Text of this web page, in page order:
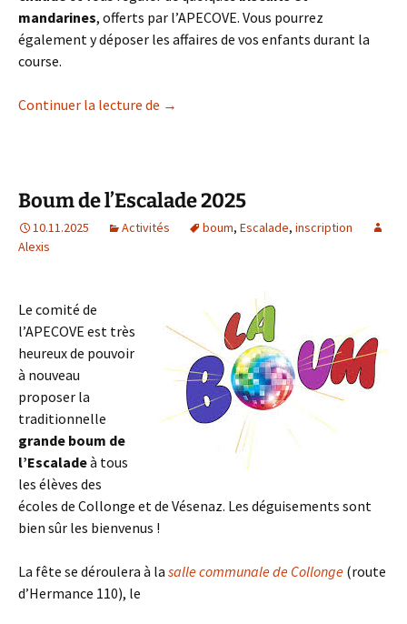
mandarines, offerts par l’APECOVE. Vous pourrez
également y déposer les affaires de vos enfants durant la
course.
Continuer la lecture de Course de l’Escalade 2025
→
Boum de l’Escalade 2025
10.11.2025 Activités boum, Escalade, inscription
Alexis
Le comité de
l’APECOVE est très
heureux de pouvoir
à nouveau
proposer la
traditionnelle
grande boum de
l’Escaladeà tous
les élèves des
écoles de Collonge et de Vésenaz. Les déguisements sont
bien sûr les bienvenus !
La fête se déroulera à la salle communale de Collonge (route
d’Hermance 110), le